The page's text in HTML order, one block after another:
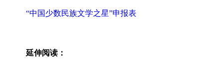
“中国少数民族文学之星”申报表
延伸阅读：